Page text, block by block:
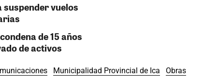
suspender vuelos
de 15 años
de activos
Municipalidad Provincial de Ica
Obras